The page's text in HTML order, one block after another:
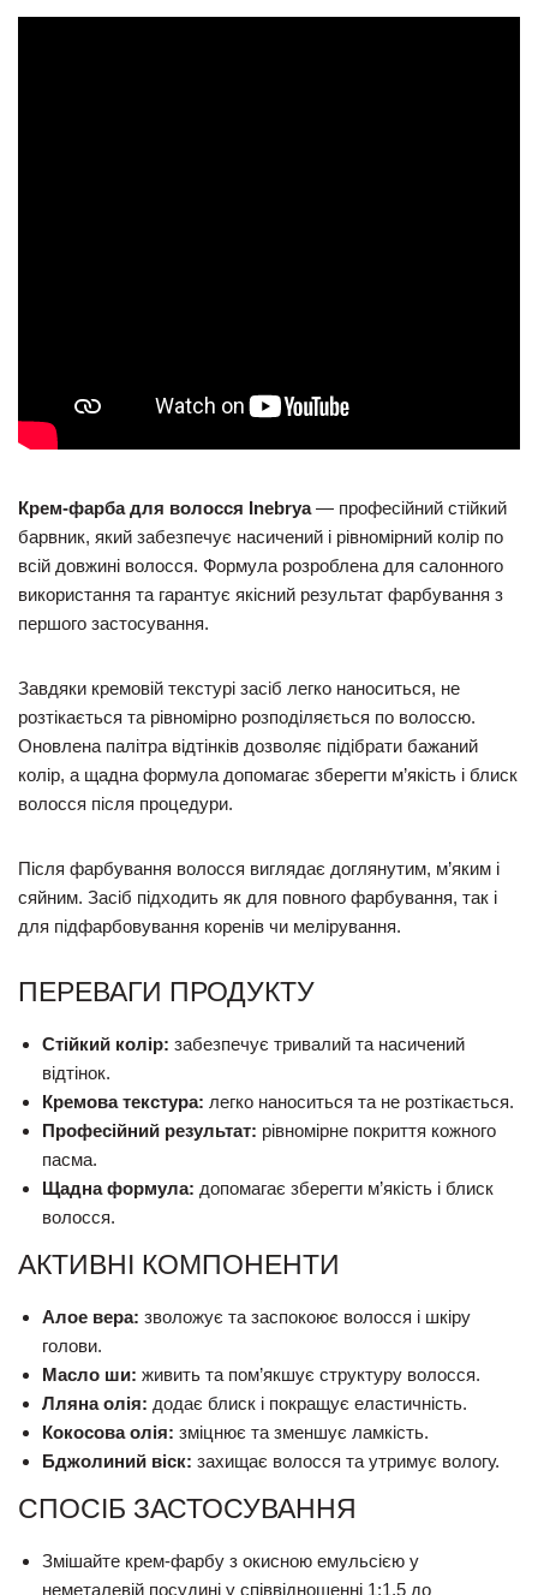
Крем-фарба для волосся Inebrya— професійний стійкий
барвник, який забезпечує насичений і рівномірний колір по
всій довжині волосся. Формула розроблена для салонного
використання та гарантує якісний результат фарбування з
першого застосування.
Завдяки кремовій текстурі засіб легко наноситься, не
розтікається та рівномірно розподіляється по волоссю.
Оновлена палітра відтінків дозволяє підібрати бажаний
колір, а щадна формула допомагає зберегти м’якість і блиск
волосся після процедури.
Після фарбування волосся виглядає доглянутим, м’яким і
сяйним. Засіб підходить як для повного фарбування, так і
для підфарбовування коренів чи мелірування.
ПЕРЕВАГИ ПРОДУКТУ
Стійкий колір: забезпечує тривалий та насичений
відтінок.
Кремова текстура: легко наноситься та не розтікається.
Професійний результат: рівномірне покриття кожного
пасма.
Щадна формула: допомагає зберегти м’якість і блиск
волосся.
АКТИВНІ КОМПОНЕНТИ
Алое вера: зволожує та заспокоює волосся і шкіру
голови.
Масло ши: живить та пом’якшує структуру волосся.
Лляна олія: додає блиск і покращує еластичність.
Кокосова олія: зміцнює та зменшує ламкість.
Бджолиний віск: захищає волосся та утримує вологу.
СПОСІБ ЗАСТОСУВАННЯ
Змішайте крем-фарбу з окисною емульсією у
неметалевій посудині у співвідношенні 1:1,5 до